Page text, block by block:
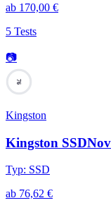
ab 170,00 €
5 Tests
📷
76
Kingston
Kingston
Typ: SSD
ab 76,62 €